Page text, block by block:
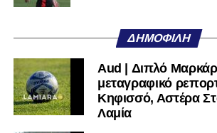
υπόλοιπο κόσμο. Ακολουθήστε το
Twitterκαι στο
μαθαίνετε σε χρόνο dt όλα τα νέα.
ΔΗΜΟΦΙΛΉ
Aud | Διπλό
μεταγραφικό
Κηφισσό, Αστέρα
Λαμία